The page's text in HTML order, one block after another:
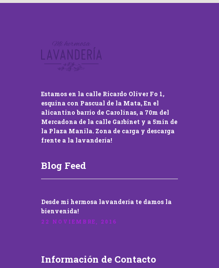
Estamos en la calle Ricardo Oliver Fo 1,
esquina con Pascual de la Mata, En el
alicantino barrio de Carolinas, a 70m del
Mercadona de la calle Garbinet y a 5min de
la Plaza Manila. Zona de carga y descarga
frente a la lavandería!
Blog Feed
Desde mi hermosa lavandería te damos la
bienvenida!
22 NOVIEMBRE, 2016
Información de Contacto